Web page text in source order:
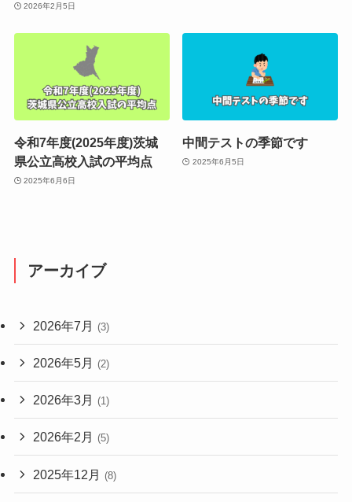
2026年2月5日
令和7年度(2025年度)茨城
県公立高校入試の平均点
2025年6月6日
中間テストの季節です
2025年6月5日
アーカイブ
2026年7月 (3)
2026年5月 (2)
2026年3月 (1)
2026年2月 (5)
2025年12月 (8)